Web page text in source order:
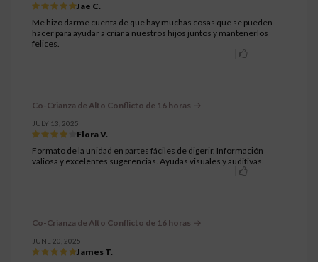
Jae C.
Me hizo darme cuenta de que hay muchas cosas que se pueden
hacer para ayudar a criar a nuestros hijos juntos y mantenerlos
felices.
Co-Crianza de Alto Conflicto de 16 horas
JULY 13, 2025
Flora V.
Formato de la unidad en partes fáciles de digerir. Información
valiosa y excelentes sugerencias. Ayudas visuales y auditivas.
Co-Crianza de Alto Conflicto de 16 horas
JUNE 20, 2025
James T.